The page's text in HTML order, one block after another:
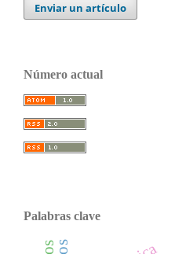
Enviar un artículo
Número actual
Palabras clave